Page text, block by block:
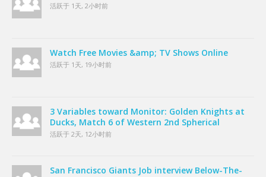
活跃于 1天, 2小时前
Watch Free Movies &amp; TV Shows Online
活跃于 1天, 19小时前
3 Variables toward Monitor: Golden Knights at
Ducks, Match 6 of Western 2nd Spherical
活跃于 2天, 12小时前
San Francisco Giants Job interview Below-The-